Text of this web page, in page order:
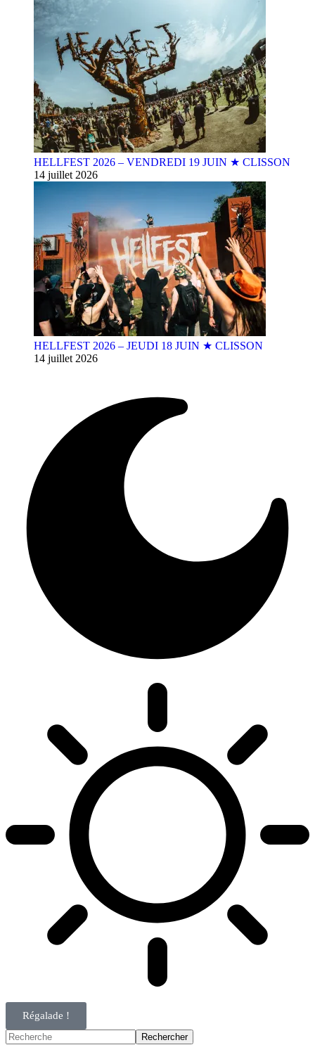
HELLFEST 2026 – VENDREDI 19 JUIN ★ CLISSON
14 juillet 2026
HELLFEST 2026 – JEUDI 18 JUIN ★ CLISSON
14 juillet 2026
Régalade !